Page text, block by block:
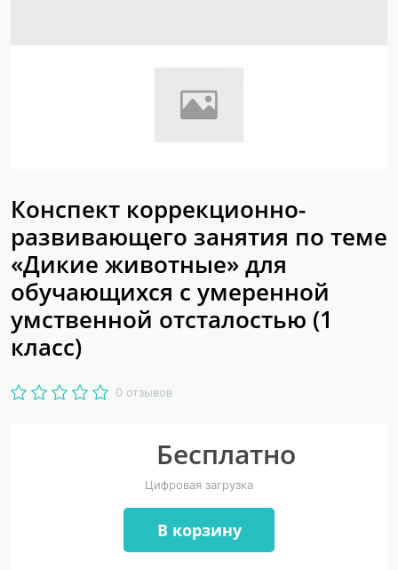
Конспект коррекционно-
развивающего занятия по теме
«Дикие животные» для
обучающихся с умеренной
умственной отсталостью (1
класс)
0 отзывов
Бесплатно
Цифровая загрузка
В корзину